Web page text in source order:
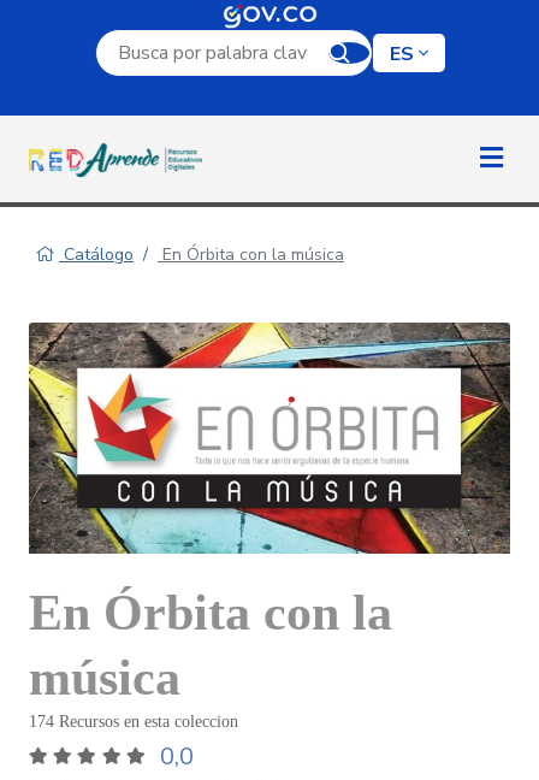
Campo de búsqueda por palabra clave
ES
Catálogo En Órbita con la música
En Órbita con la
música
174 Recursos en esta coleccion
0,0